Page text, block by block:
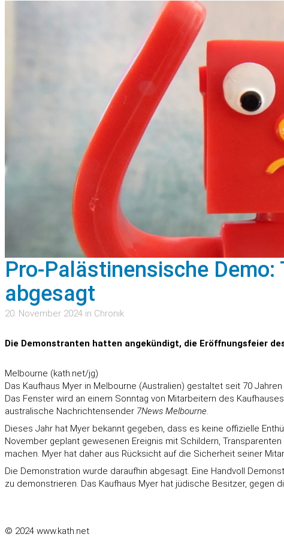
Pro-Palästinensische
abgesagt
20. November 2024 in Chronik
Die Demonstranten hatten angekündigt, die Eröffnungsfeier
Melbourne (kath.net/jg)
Das Kaufhaus Myer in Melbourne (Australien) gestaltet seit 70
Das Fenster wird an einem Sonntag von Mitarbeitern des
australische Nachrichtensender 7News Melbourne.
Dieses Jahr hat Myer bekannt gegeben, dass es keine offizielle
November geplant gewesenen Ereignis mit Schildern,
machen. Myer hat daher aus Rücksicht auf die Sicherheit seiner
Die Demonstration wurde daraufhin abgesagt. Eine Handvoll
zu demonstrieren. Das Kaufhaus Myer hat jüdische Besitzer,
© 2024 www.kath.net